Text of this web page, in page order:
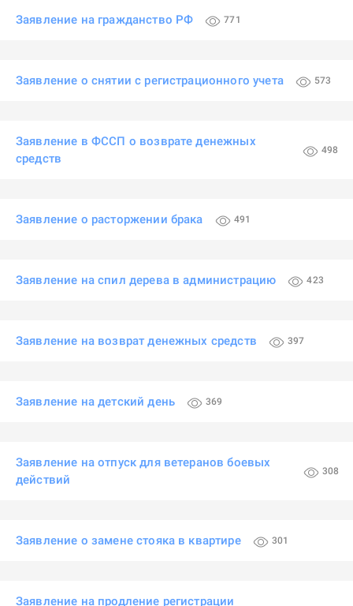
Заявление на гражданство РФ 771
Заявление о снятии с регистрационного учета 573
Заявление в ФССП о возврате денежных
средств
498
Заявление о расторжении брака 491
Заявление на спил дерева в администрацию 423
Заявление на возврат денежных средств 397
Заявление на детский день 369
Заявление на отпуск для ветеранов боевых
действий
308
Заявление о замене стояка в квартире 301
Заявление на продление регистрации